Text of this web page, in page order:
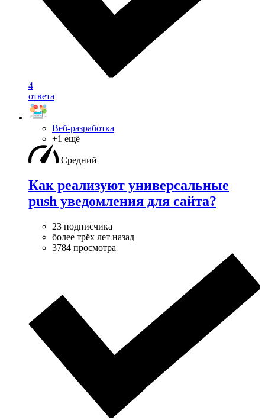
4
ответа
Веб-разработка
+1 ещё
Средний
Как реализуют универсальные
push уведомления для сайта?
23 подписчика
более трёх лет назад
3784 просмотра